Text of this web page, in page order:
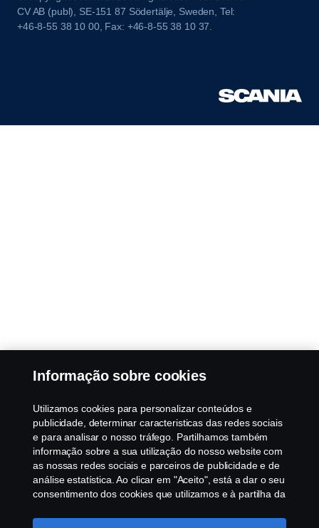
CV AB (publ), SE-151 87 Södertälje, Sweden, Tel:
+46-8-55 38 10 00, Fax: +46-8-55 38 10 37.
Informação sobre cookies
Utilizamos cookies para personalizar conteúdos e
publicidade, determinar caracteristicas das redes sociais
e para analisar o nosso tráfego. Partilhamos também
informação sobre a sua utilização do nosso website com
as nossas redes sociais e parceiros de publicidade e de
análise estatística. Ao clicar em "Aceito", está a dar o seu
consentimento dos cookies que utilizamos e à partilha da
utilizamos os cookies, visite a nossa secção de cookies,